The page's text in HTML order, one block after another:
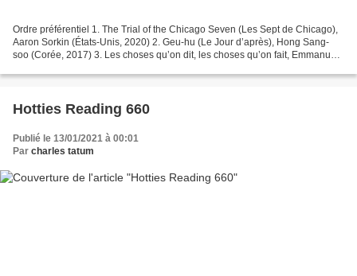
Ordre préférentiel 1. The Trial of the Chicago Seven (Les Sept de Chicago),
Aaron Sorkin (États-Unis, 2020) 2. Geu-hu (Le Jour d’après), Hong Sang-
soo (Corée, 2017) 3. Les choses qu’on dit, les choses qu’on fait, Emmanuel
Hotties Reading 660
Publié le 13/01/2021 à 00:01
Par charles tatum